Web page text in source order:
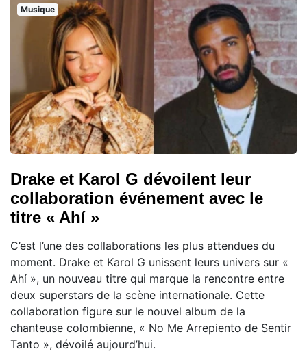
Musique
Drake et Karol G dévoilent leur
collaboration événement avec le
titre « Ahí »
C’est l’une des collaborations les plus attendues du
moment. Drake et Karol G unissent leurs univers sur «
Ahí », un nouveau titre qui marque la rencontre entre
deux superstars de la scène internationale. Cette
collaboration figure sur le nouvel album de la
chanteuse colombienne, « No Me Arrepiento de Sentir
Tanto », dévoilé aujourd’hui.